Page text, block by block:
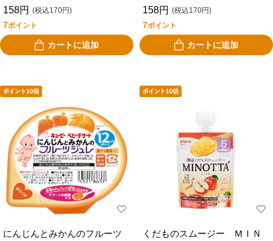
158円 (税込170円)
7ポイント
カートに追加
158円 (税込170円)
7ポイント
カートに追加
にんじんとみかんのフルーツ
くだものスムージー ＭＩＮ